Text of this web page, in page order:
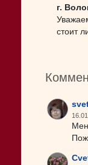
г.
стоит